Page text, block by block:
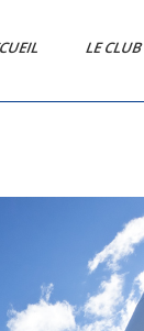
LE CLUB